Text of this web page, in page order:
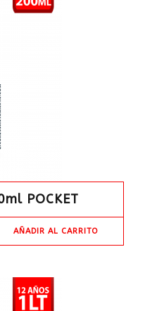
POCKET
AÑADIR AL CARRITO